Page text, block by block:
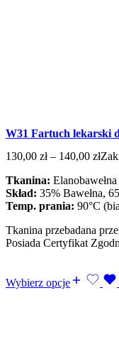
W31 Fartuch lekarski
130,00 zł – 140,00 zł
Tkanina: Elanobawełna
Skład: 35% Bawełna,
Temp. prania: 90°C
Tkanina przebadana
Posiada Certyfikat
Wybierz opcje